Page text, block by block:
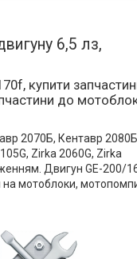
6,5 лз,
купити
до
2070Б, Кентавр
Zirka 2060G, Zirka
Двигун GE-200/
на мотоблоки,